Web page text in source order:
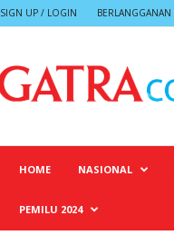
SIGN UP / LOGIN BERLANGGANAN
HOME NASIONAL
PEMILU 2024